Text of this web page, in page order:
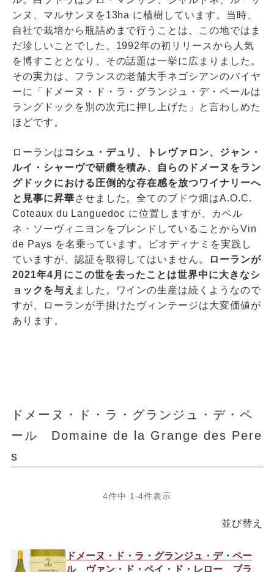
ンヌ、マルサンヌを13ha に植樹しています。当時、
自社で栽培から瓶詰めまで行うことは、この地ではま
だ珍しいことでした。1992年の初リリースから人気
を博すこととなり、その話題は一挙に広まりました。
その実力は、フランスの老舗大手ネゴシアンのバイヤ
ーに「ドメーヌ・ド・ラ・グランジュ・デ・ペールは
ラングドックを別の次元に押し上げた」と言わしめた
ほどです。
ローランは コシュ・デュリ、トレヴァロン、ジャン・
ルイ・シャーヴで研鑽を積み、自らのドメーヌをラン
グドックにおける圧倒的な存在感を放つワイナリーへ
と見事に昇華させました。全てのブドウ畑はA.O.C.
Coteaux du Languedoc に位置しますが、カベル
ネ・ソーヴィニヨンをブレンドしていることからVin
de Pays を名乗っています。ビオディナミを実践し
ていますが、認証を取得してはいません。
ローランが
2021年4月にこの世を去ったことは世界中に大きなシ
ョックを与え ました。ワインの生産は続くようなので
すが、ローランが手掛けたヴィンテージは大変価値が
あります。
ドメーヌ・ド・ラ・グランジュ・デ・ペ
ール Domaine de la Grange des Pere
s
並び替え
4件中 1 -4件表示
ドメーヌ・ド・ラ・グランジュ・デ・ペー
ル ヴァン・ド・ペイ・ド・レロー ブラ